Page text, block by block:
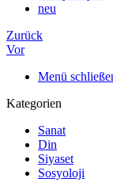
neu
Zurück
Vor
Menü
Kategorien
Sanat
Din
Siyaset
Sosyoloji